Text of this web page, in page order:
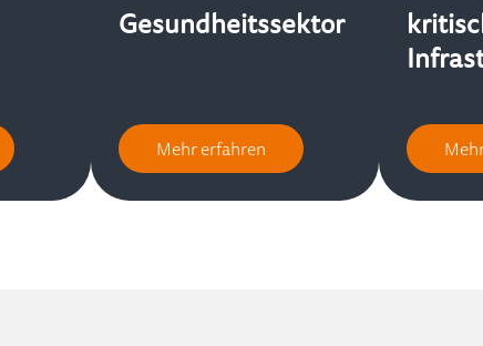
Gesundheitssektor
Mehr erfahren